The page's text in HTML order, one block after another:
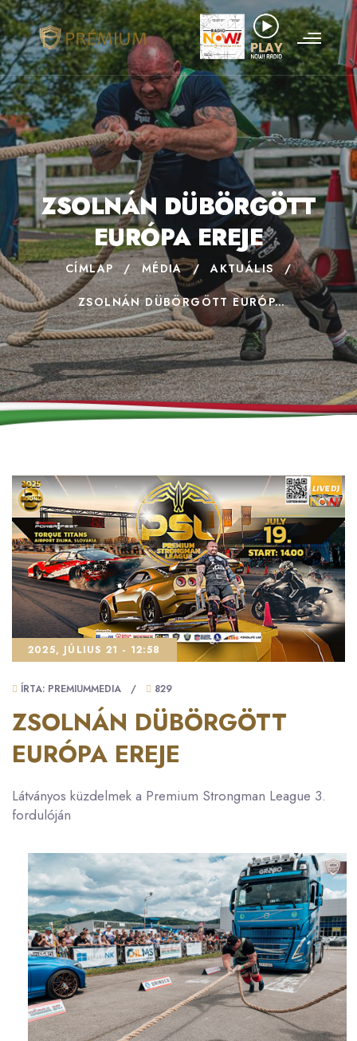
ZSOLNÁN DÜBÖRGÖTT
EURÓPA EREJE
CÍMLAP / MÉDIA / AKTUÁLIS /
ZSOLNÁN DÜBÖRGÖTT EURÓPA EREJE
2025, JÚLIUS 21 - 12:58
ÍRTA: PREMIUMMEDIA / 829
ZSOLNÁN DÜBÖRGÖTT
EURÓPA EREJE
Látványos küzdelmek a Premium Strongman League 3.
fordulóján